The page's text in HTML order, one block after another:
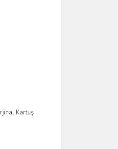
Kartuş